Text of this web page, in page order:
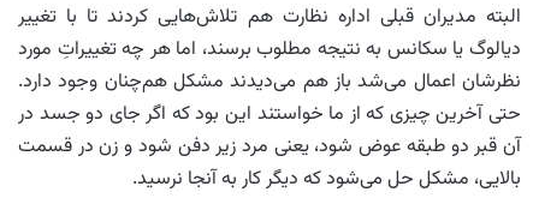
البته مدیران قبلی اداره نظارت هم تلاش‌هایی کردند تا با تغییر
دیالوگ یا سکانس به نتیجه مطلوب برسند، اما هر چه تغییراتِ مورد
نظرشان اعمال می‌شد باز هم می‌دیدند مشکل هم‌چنان وجود دارد.
حتی آخرین چیزی که از ما خواستند این بود که اگر جای دو جسد در
آن قبر دو طبقه عوض شود، یعنی مرد زیر دفن شود و زن در قسمت
بالایی، مشکل حل می‌شود که دیگر کار به آنجا نرسید.